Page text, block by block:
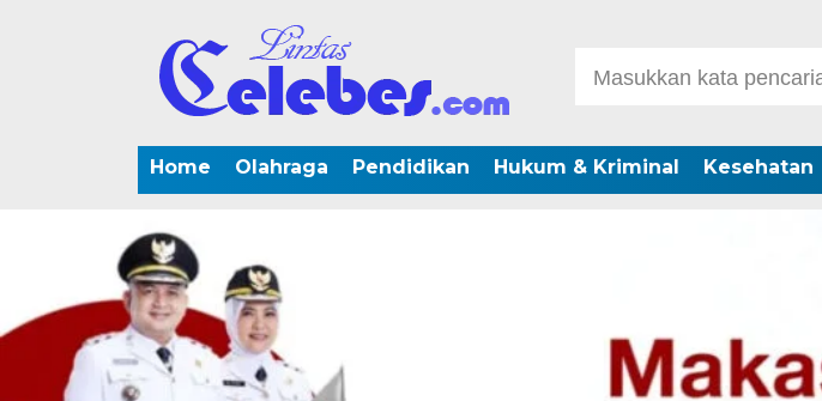
Home Olahraga Pendidikan Hukum & Kriminal Kesehatan